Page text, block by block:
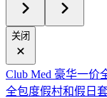
关闭
Club Med 豪华一价
全包度假村和假日